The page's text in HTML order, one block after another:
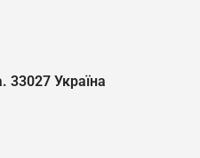
33027 Україна